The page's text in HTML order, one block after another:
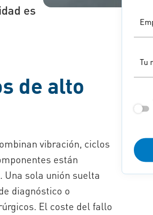
es
Tu
de alto
vibración, ciclos
están
sola unión suelta
diagnóstico o
El coste del fallo